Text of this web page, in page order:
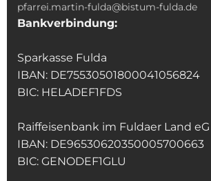
pfarrei.martin-fulda@bistum-fulda.de
Bankverbindung:
Sparkasse Fulda
IBAN: DE75530501800041056824
BIC: HELADEF1FDS
Raiffeisenbank im Fuldaer Land eG
IBAN: DE96530620350005700663
BIC: GENODEF1GLU